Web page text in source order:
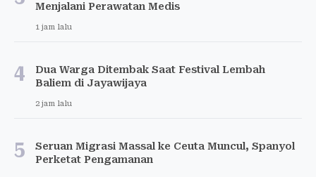
Menjalani Perawatan Medis
1 jam lalu
4
Dua Warga Ditembak Saat Festival Lembah
Baliem di Jayawijaya
2 jam lalu
5
Seruan Migrasi Massal ke Ceuta Muncul, Spanyol
Perketat Pengamanan